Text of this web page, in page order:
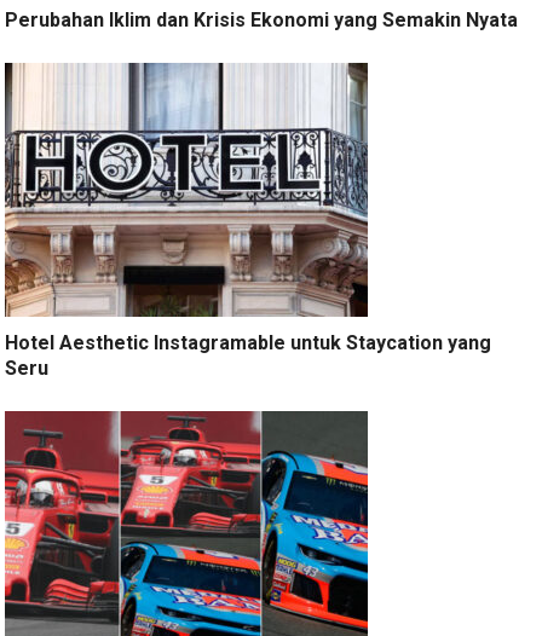
Perubahan Iklim dan Krisis Ekonomi yang Semakin Nyata
Hotel Aesthetic Instagramable untuk Staycation yang
Seru